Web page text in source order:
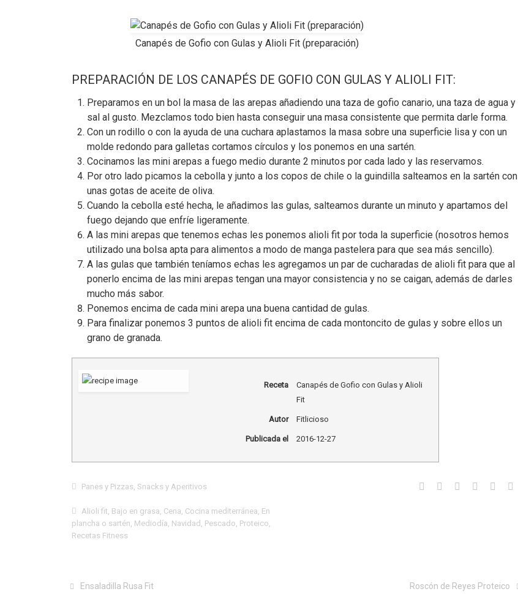
Canapés de Gofio con Gulas y Alioli Fit (preparación)
PREPARACIÓN DE LOS CANAPÉS DE GOFIO CON GULAS Y ALIOLI FIT:
Preparamos en un bol la masa de las arepas añadiendo una taza de gofio canario, una taza de agua y
sal al gusto. Mezclamos todo bien hasta conseguir una masa consistente que permita darle forma.
Con un rodillo o con la ayuda de una cuchara aplastamos la masa sobre una superficie lisa y con un
molde redondo para galletas cortamos círculos y los ponemos en una sartén.
Cocinamos las mini arepas a fuego medio durante 2 minutos por cada lado y las reservamos.
Por otro lado picamos la cebolla y junto a los copos de chile o la guindilla salteamos en la sartén con
unas gotas de aceite de oliva.
Cuando la cebolla esté hecha, le añadimos las gulas, salteamos durante un minuto y apartamos del
fuego dejando que enfríe ligeramente.
A las mini arepas que tenemos echas les ponemos alioli fit por toda la superficie (nosotros hemos
utilizado una bolsa apta para alimentos a modo de manga pastelera para que sea más sencillo).
A las gulas que también teníamos echas les agregamos un par de cucharadas de alioli fit para que al
ponerlo encima de las mini arepas tengan una mayor consistencia y no se caigan, además de darles
mucho más sabor.
Ponemos encima de cada mini arepa una buena cantidad de gulas.
Para finalizar ponemos 3 puntos de alioli fit encima de cada montoncito de gulas y sobre ellos un
grano de granada.
Receta
Canapés de Gofio con Gulas y Alioli
Fit
Autor Fitlicioso
Publicada el 2016-12-27
Panes y Pizzas Snacks y Aperitivos
Alioli fit Bajo en grasa Cena Cocina mediterránea En
plancha o sartén Mediodía Navidad Pescado Proteico
Recetas Fitness
Ensaladilla Rusa Fit Roscón de Reyes Proteico